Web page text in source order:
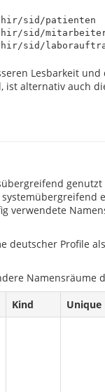
sid/patienten
sid/
Lesbarkeit
alternativ auch
verwendete
deutscher Profile
Namensräume
Kind Unique